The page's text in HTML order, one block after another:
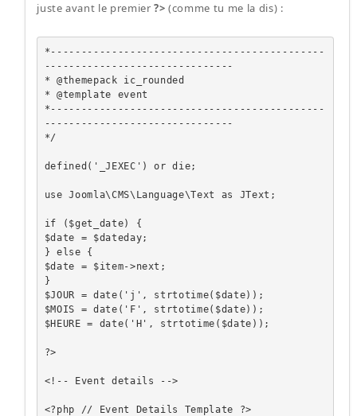
juste avant le premier?> (comme tu me la dis) :
*---------------------------------------------
-------------------------------
* @themepack ic_rounded
* @template event
*---------------------------------------------
-------------------------------
*/
defined('_JEXEC') or die;
use Joomla\CMS\Language\Text as JText;
if ($get_date) {
$date = $dateday;
} else {
$date = $item->next;
}
$JOUR = date('j', strtotime($date));
$MOIS = date('F', strtotime($date));
$HEURE = date('H', strtotime($date));
?>
<!-- Event details -->
<?php // Event Details Template ?>